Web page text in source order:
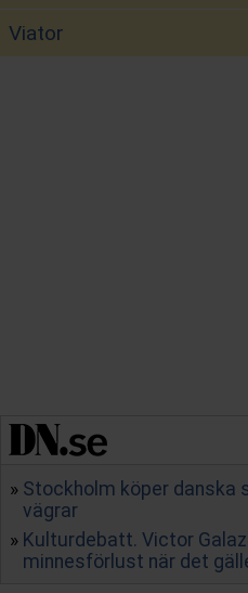
Viator
Stockholm köper danska
vägrar
Kulturdebatt. Victor
minnesförlust när det